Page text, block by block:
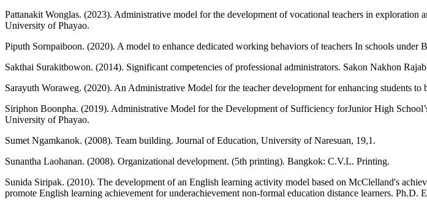
Pattanakit Wonglas. (2023). Administrative model for the development of vocational teachers in
University of Phayao.
Piputh Sornpaiboon. (2020). A model to enhance dedicated working behaviors of teachers In schools
Sakthai Surakitbowon. (2014). Significant competencies of professional administrators. Sakon Nakhon
Sarayuth Woraweg. (2020). An Administrative Model for the teacher development for enhancing students
Siriphon Boonpha. (2019). Administrative Model for the Development of Sufficiency forJunior High
University of Phayao.
Sumet Ngamkanok. (2008). Team building. Journal of Education, University of Naresuan, 19,1.
Sunantha Laohanan. (2008). Organizational development. (5th printing). Bangkok: C.V.L. Printing.
Sunida Siripak. (2010). The development of an English learning activity model based on McClelland's
promote English learning achievement for underachievement non-formal education distance learners.